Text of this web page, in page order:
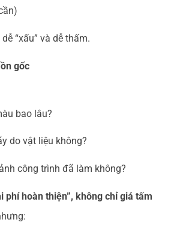
“xấu” và dễ thấm.
gốc
bao lâu?
do vật liệu không?
công trình đã làm không?
phí hoàn thiện”, không chỉ giá tấm